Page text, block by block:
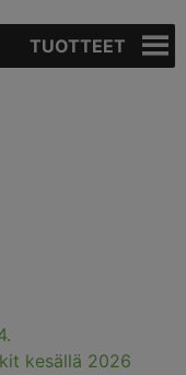
TUOTTEET
kesällä 2026